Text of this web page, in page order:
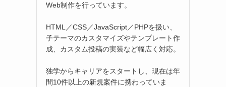
Web制作を行っています。
HTML／CSS／JavaScript／PHPを扱い、
子テーマのカスタマイズやテンプレート作
成、カスタム投稿の実装など幅広く対応。
独学からキャリアをスタートし、現在は年
間10件以上の新規案件に携わっていま